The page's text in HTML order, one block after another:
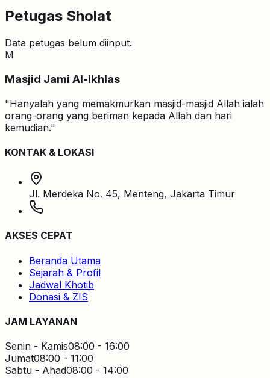
Petugas Sholat
Data petugas belum diinput.
M
Masjid Jami Al-Ikhlas
"Hanyalah yang memakmurkan masjid-masjid Allah ialah
orang-orang yang beriman kepada Allah dan hari
kemudian."
KONTAK & LOKASI
Jl. Merdeka No. 45, Menteng, Jakarta Timur
AKSES CEPAT
Beranda Utama
Sejarah & Profil
Jadwal Khotib
Donasi & ZIS
JAM LAYANAN
Senin - Kamis08:00 - 16:00
Jumat08:00 - 11:00
Sabtu - Ahad08:00 - 14:00